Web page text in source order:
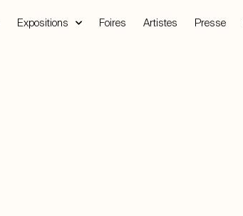
Expositions Foires Artistes Presse